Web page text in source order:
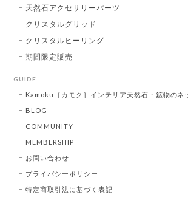
天然石アクセサリーパーツ
クリスタルグリッド
クリスタルヒーリング
期間限定販売
GUIDE
Kamoku［カモク］インテリア天然石・鉱物のネ
BLOG
COMMUNITY
MEMBERSHIP
お問い合わせ
プライバシーポリシー
特定商取引法に基づく表記